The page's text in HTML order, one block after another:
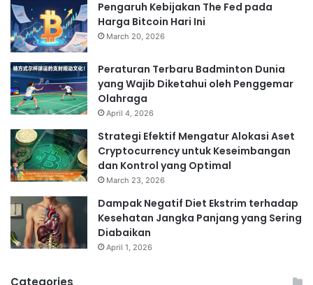
Pengaruh Kebijakan The Fed pada
Harga Bitcoin Hari Ini
March 20, 2026
Peraturan Terbaru Badminton Dunia
yang Wajib Diketahui oleh Penggemar
Olahraga
April 4, 2026
Strategi Efektif Mengatur Alokasi Aset
Cryptocurrency untuk Keseimbangan
dan Kontrol yang Optimal
March 23, 2026
Dampak Negatif Diet Ekstrim terhadap
Kesehatan Jangka Panjang yang Sering
Diabaikan
April 1, 2026
Categories